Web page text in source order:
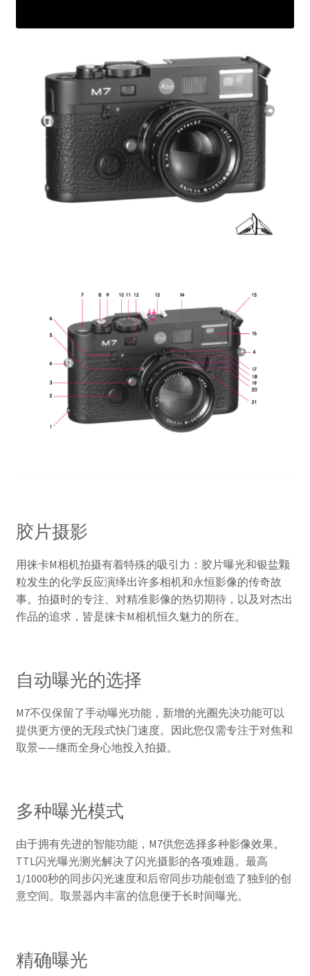
胶片摄影
用徕卡M相机拍摄有着特殊的吸引力：胶片曝光和银盐颗
粒发生的化学反应演绎出许多相机和永恒影像的传奇故
事。拍摄时的专注、对精准影像的热切期待，以及对杰出
作品的追求，皆是徕卡M相机恒久魅力的所在。
自动曝光的选择
M7不仅保留了手动曝光功能，新增的光圈先决功能可以
提供更方便的无段式快门速度。因此您仅需专注于对焦和
取景——继而全身心地投入拍摄。
多种曝光模式
由于拥有先进的智能功能，M7供您选择多种影像效果。
TTL闪光曝光测光解决了闪光摄影的各项难题。最高
1/1000秒的同步闪光速度和后帘同步功能创造了独到的创
意空间。取景器内丰富的信息便于长时间曝光。
精确曝光